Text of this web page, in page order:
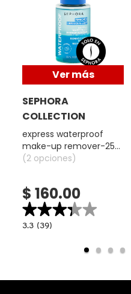
SOL DE JANEIRO
SUPERGOOP!
THE INKEY LIST
TOCOBO
TOM FORD
TOO FACED
Ver más
SEPHORA
COLLECTION
express waterproof
make-up remover-25
(desmaquillante de
(2 opciones)
$ 160.00
★★★★★
★★★★★
3.3
3.3 (39)